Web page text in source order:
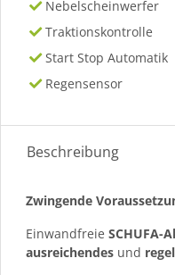
Nebelscheinwerfer
Traktionskontrolle
Start Stop Automatik
Regensensor
Beschreibung
Zwingende
Einwandfreie SCHUFA-
ausreichendes und